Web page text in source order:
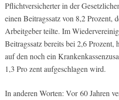
Pflichtversicherter in der
einen Beitragssatz von 8,2 Prozent,
Arbeitgeber teilte. Im
Beitragssatz bereits bei 2,6 Prozent,
auf den noch ein
1,3 Pro­ zent aufgeschlagen wird.
In anderen Worten: Vor 60 Jahren